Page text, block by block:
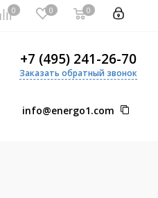
0 0 0
+7 (495) 241-26-70
Заказать обратный звонок
info@energo1.com